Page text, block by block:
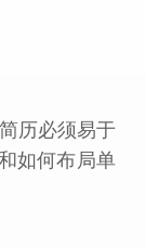
历必须易于
如何布局单